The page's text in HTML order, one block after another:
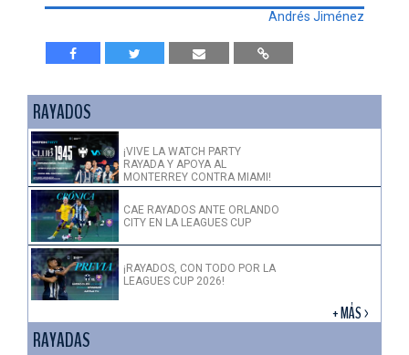
Andrés Jiménez
RAYADOS
¡VIVE LA WATCH PARTY
RAYADA Y APOYA AL
MONTERREY CONTRA MIAMI!
CAE RAYADOS ANTE ORLANDO
CITY EN LA LEAGUES CUP
¡RAYADOS, CON TODO POR LA
LEAGUES CUP 2026!
+ MÁS >
RAYADAS